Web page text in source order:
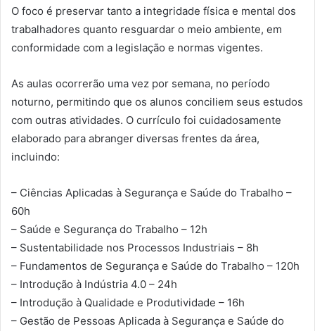
O foco é preservar tanto a integridade física e mental dos
trabalhadores quanto resguardar o meio ambiente, em
conformidade com a legislação e normas vigentes.
As aulas ocorrerão uma vez por semana, no período
noturno, permitindo que os alunos conciliem seus estudos
com outras atividades. O currículo foi cuidadosamente
elaborado para abranger diversas frentes da área,
incluindo:
– Ciências Aplicadas à Segurança e Saúde do Trabalho –
60h
– Saúde e Segurança do Trabalho – 12h
– Sustentabilidade nos Processos Industriais – 8h
– Fundamentos de Segurança e Saúde do Trabalho – 120h
– Introdução à Indústria 4.0 – 24h
– Introdução à Qualidade e Produtividade – 16h
– Gestão de Pessoas Aplicada à Segurança e Saúde do